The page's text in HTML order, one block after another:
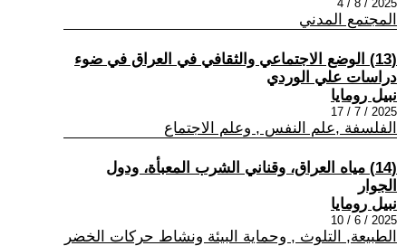
2025 / 8 / 4
المجتمع المدني
(13) الوضع الاجتماعي والثقافي في العراق في ضوء
دراسات علي الوردي
نبيل رومايا
2025 / 7 / 17
الفلسفة ,علم النفس , وعلم الاجتماع
(14) مياه العراق، وقناني الشرب المعبأة، ودول
الجوار
نبيل رومايا
2025 / 6 / 10
الطبيعة, التلوث , وحماية البيئة ونشاط حركات الخضر